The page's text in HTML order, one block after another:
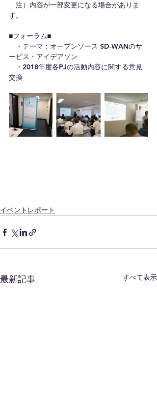
注）内容が一部変更になる場合がありま
す。
■フォーラム■
・テーマ：オープンソース SD-WANのサ
ービス・アイデアソン
・2018年度各PJの活動内容に関する意見
交換
イベントレポート
最新記事 すべて表示